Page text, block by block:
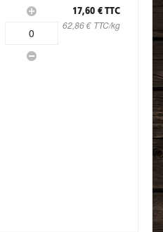
0
17,60 € TTC
62,86 € TTC/kg